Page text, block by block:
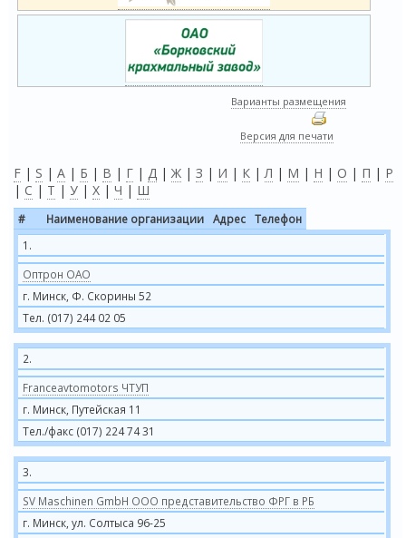
Варианты размещения
Версия для печати
F | S | А | Б | В | Г | Д | Ж | З | И | К |Л | М | Н | О | П | Р
| С | Т | У | Х | Ч | Ш
# Наименование организации Адрес
Телефон
1.
Оптрон ОАО
г. Минск, Ф. Скорины 52
Тел. (017) 244 02 05
2.
Franceavtomotors ЧТУП
г. Минск, Путейская 11
Тел./факс (017) 224 74 31
3.
SV Maschinen GmbH ООО представительство ФРГ в РБ
г. Минск, ул. Солтыса 96-25